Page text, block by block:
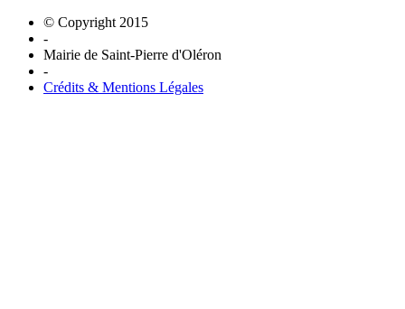
© Copyright 2015
-
Mairie de Saint-Pierre d'Oléron
-
Crédits & Mentions Légales